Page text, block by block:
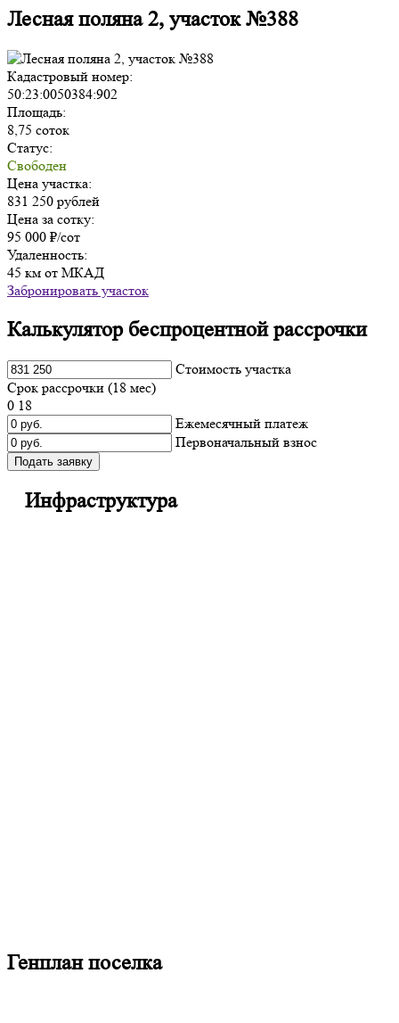
Лесная поляна 2, участок №388
Кадастровый номер:
50:23:0050384:902
Площадь:
8,75 соток
Статус:
Свободен
Цена участка:
831 250 рублей
Цена за сотку:
95 000 ₽/сот
Удаленность:
45 км от МКАД
Забронировать участок
Калькулятор беспроцентной рассрочки
Cтоимость участка
Срок рассрочки (18 мес)
0 18
Ежемесячный платеж
Первоначальный взнос
Подать заявку
Инфраструктура
Генплан поселка